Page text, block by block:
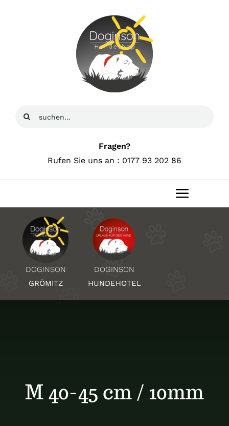
Suche
Fragen?
Rufen Sie uns an : 0177 93 202 86
Toggle
Home
Über Uns
DOGINSON
GRÖMITZ
DOGINSON
HUNDEHOTEL
M 40-45 cm / 10mm